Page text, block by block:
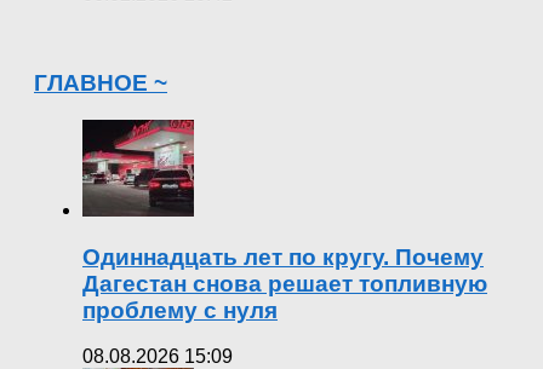
ГЛАВНОЕ ~
Одиннадцать лет по кругу. Почему
Дагестан снова решает топливную
проблему с нуля
08.08.2026 15:09